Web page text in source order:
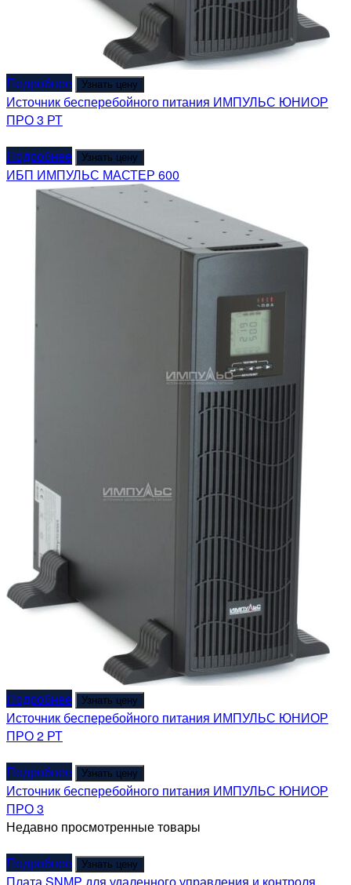
Подробнее Узнать цену
Источник бесперебойного питания ИМПУЛЬС ЮНИОР
ПРО 3 РТ
Подробнее
Узнать цену
ИБП ИМПУЛЬС МАСТЕР 600
Подробнее Узнать цену
Источник бесперебойного питания ИМПУЛЬС ЮНИОР
ПРО 2 РТ
Подробнее
Узнать цену
Источник бесперебойного питания ИМПУЛЬС ЮНИОР
ПРО 3
Недавно просмотренные товары
Подробнее
Узнать цену